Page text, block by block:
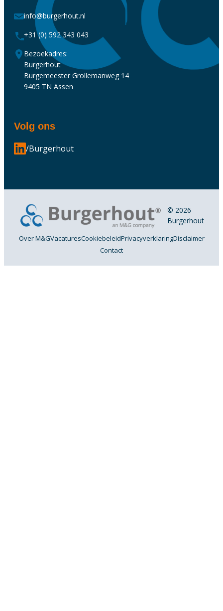
info@burgerhout.nl
+31 (0) 592 343 043
Bezoekadres:
Burgerhout
Burgemeester Grollemanweg 14
9405 TN Assen
Volg ons
/Burgerhout
© 2026
Burgerhout
Over M&GVacaturesCookiebeleidPrivacyverklaringDisclaimer
Contact